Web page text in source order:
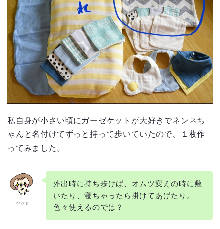
私自身が小さい頃にガーゼケットが大好きでネンネち
ゃんと名付けてずっと持って歩いていたので、１枚作
ってみました。
ツグミ
外出時に持ち歩けば、オムツ変えの時に敷
いたり、寝ちゃったら掛けてあげたり。
色々使えるのでは？